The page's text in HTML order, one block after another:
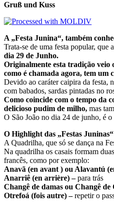
Gruß und Kuss
A „Festa Junina“, também
Trata-se de uma festa popular, que
dia 29 de Junho.
Originalmente esta tradição veio
como é chamada agora, tem um
Devido ao caráter caipira da festa,
com babados, sardas pintadas no
Como coincide com o tempo da
delicioso pudim de milho, mas
O São João no dia 24 de junho, é
O Highlight das „Festas
A Quadrilha, que só se dança na
Na quadrilha os casais formam
francês, como por exemplo:
Anavã (en avant ) ou Alavantú
Anarriê (en arrière) –para trás
Changê de damas ou Changê de
Otrefoá (fois autre) –repetir o